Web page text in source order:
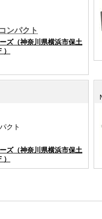
ンパクト
ズ（神奈川県横浜市保土
クト
ズ（神奈川県横浜市保土